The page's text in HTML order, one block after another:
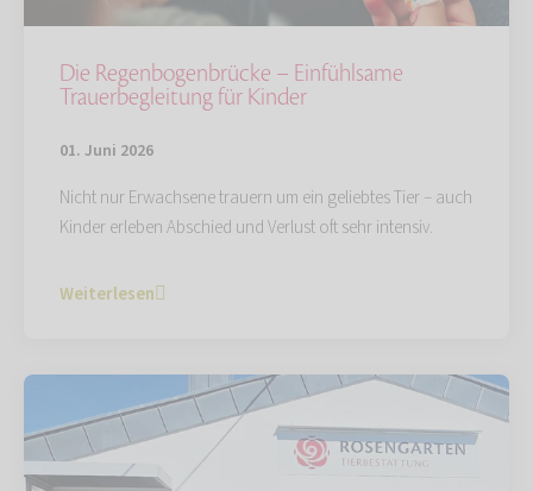
Die Regenbogenbrücke – Einfühlsame
Trauerbegleitung für Kinder
01. Juni 2026
Nicht nur Erwachsene trauern um ein geliebtes Tier – auch
Kinder erleben Abschied und Verlust oft sehr intensiv.
Weiterlesen